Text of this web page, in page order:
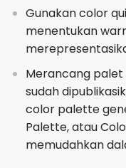
Gunakan color
menentukan
Merancang
sudah
color palette
Palette, atau
memudahkan